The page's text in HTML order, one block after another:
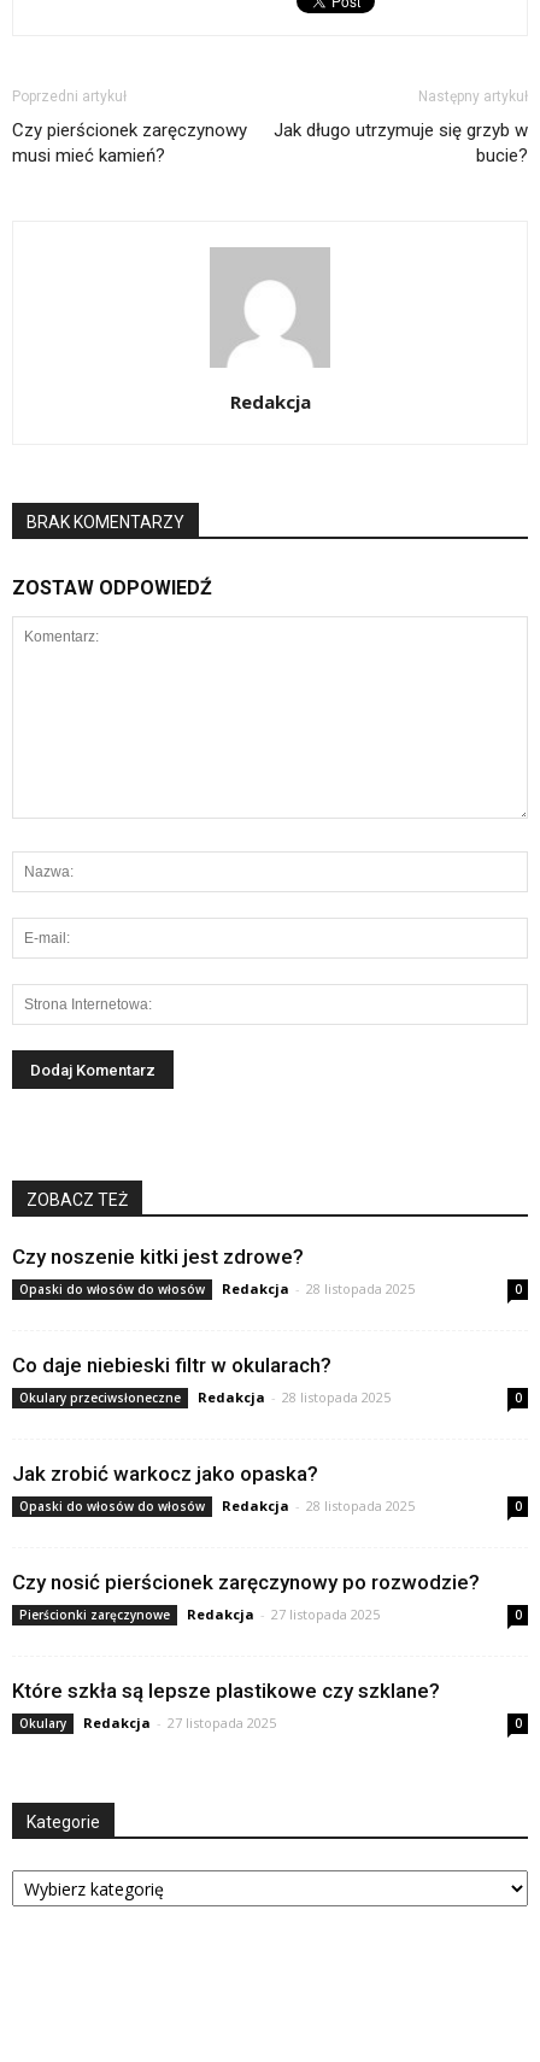
Poprzedni artykuł
Czy pierścionek zaręczynowy
musi mieć kamień?
Następny artykuł
Jak długo utrzymuje się grzyb w
bucie?
Redakcja
BRAK KOMENTARZY
ZOSTAW ODPOWIEDŹ
ZOBACZ TEŻ
Czy noszenie kitki jest zdrowe?
Opaski do włosów do włosów Redakcja - 28 listopada 2025 0
Co daje niebieski filtr w okularach?
Okulary przeciwsłoneczne Redakcja - 28 listopada 2025 0
Jak zrobić warkocz jako opaska?
Opaski do włosów do włosów Redakcja - 28 listopada 2025 0
Czy nosić pierścionek zaręczynowy po rozwodzie?
Pierścionki zaręczynowe Redakcja - 27 listopada 2025 0
Które szkła są lepsze plastikowe czy szklane?
Okulary Redakcja - 27 listopada 2025 0
Kategorie
Kategorie